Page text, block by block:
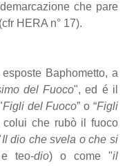
che pare
HERA n° 17).
Baphometto, a
del Fuoco", ed é il
Figli del Fuoco” o “Figli
colui che rubò il fuoco
Il dio che svela o che si
e teo-dio) o come "il